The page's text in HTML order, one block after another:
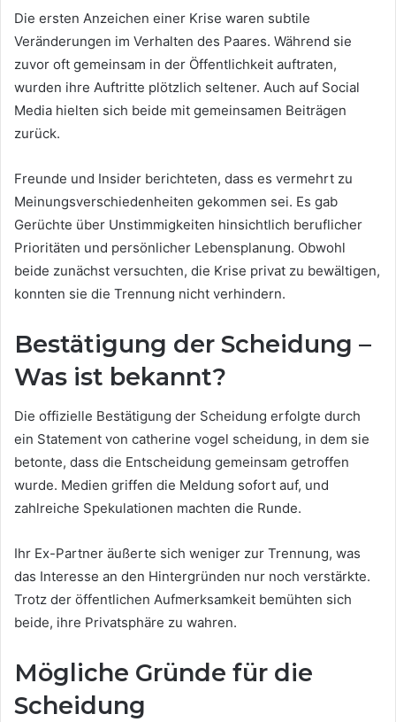
Die ersten Anzeichen einer Krise waren subtile
Veränderungen im Verhalten des Paares. Während sie
zuvor oft gemeinsam in der Öffentlichkeit auftraten,
wurden ihre Auftritte plötzlich seltener. Auch auf Social
Media hielten sich beide mit gemeinsamen Beiträgen
zurück.
Freunde und Insider berichteten, dass es vermehrt zu
Meinungsverschiedenheiten gekommen sei. Es gab
Gerüchte über Unstimmigkeiten hinsichtlich beruflicher
Prioritäten und persönlicher Lebensplanung. Obwohl
beide zunächst versuchten, die Krise privat zu bewältigen,
konnten sie die Trennung nicht verhindern.
Bestätigung der Scheidung –
Was ist bekannt?
Die offizielle Bestätigung der Scheidung erfolgte durch
ein Statement von catherine vogel scheidung, in dem sie
betonte, dass die Entscheidung gemeinsam getroffen
wurde. Medien griffen die Meldung sofort auf, und
zahlreiche Spekulationen machten die Runde.
Ihr Ex-Partner äußerte sich weniger zur Trennung, was
das Interesse an den Hintergründen nur noch verstärkte.
Trotz der öffentlichen Aufmerksamkeit bemühten sich
beide, ihre Privatsphäre zu wahren.
Mögliche Gründe für die
Scheidung